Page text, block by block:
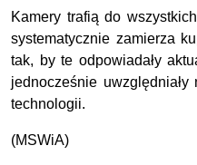
Kamery trafią do
systematycznie zamierza
tak, by te odpowiadały
jednocześnie
technologii.
(MSWiA)